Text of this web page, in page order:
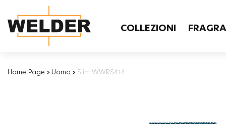
COLLEZIONI
Home Page › Uomo › Slim WWRS414